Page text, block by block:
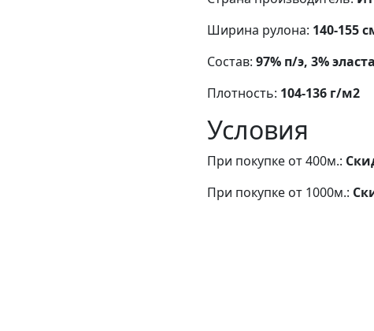
Ширина рулона: 140-155
Состав: 97% п/э, 3%
Плотность: 104-136 г/м2
Условия
При покупке от 400м.:
При покупке от 1000м.: